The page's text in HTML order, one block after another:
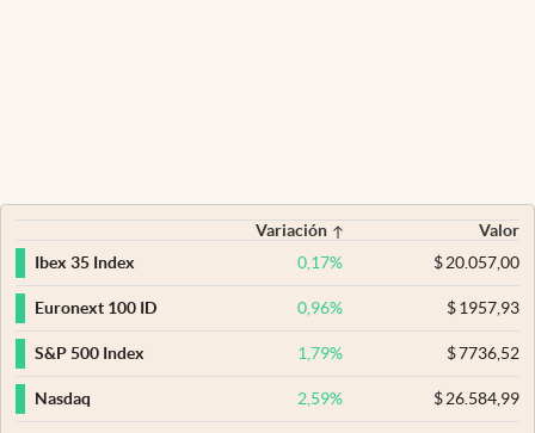
Variación
Valor
Ibex 35 Index
0,17% $20.057,00
Euronext 100 ID 0,96% $1957,93
S&P 500 Index 1,79% $7736,52
Nasdaq 2,59% $26.584,99